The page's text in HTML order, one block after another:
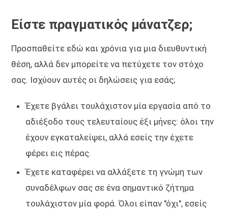
Είστε πραγματικός μάνατζερ;
Προσπαθείτε εδώ και χρόνια για μια διευθυντική
θέση, αλλά δεν μπορείτε να πετύχετε τον στόχο
σας. Ισχύουν αυτές οι δηλώσεις για εσάς;
Έχετε βγάλει τουλάχιστον μία εργασία από το
αδιέξοδο τους τελευταίους έξι μήνες: όλοι την
έχουν εγκαταλείψει, αλλά εσείς την έχετε
φέρει εις πέρας.
Έχετε καταφέρει να αλλάξετε τη γνώμη των
συναδέλφων σας σε ένα σημαντικό ζήτημα
τουλάχιστον μία φορά. Όλοι είπαν "όχι", εσείς